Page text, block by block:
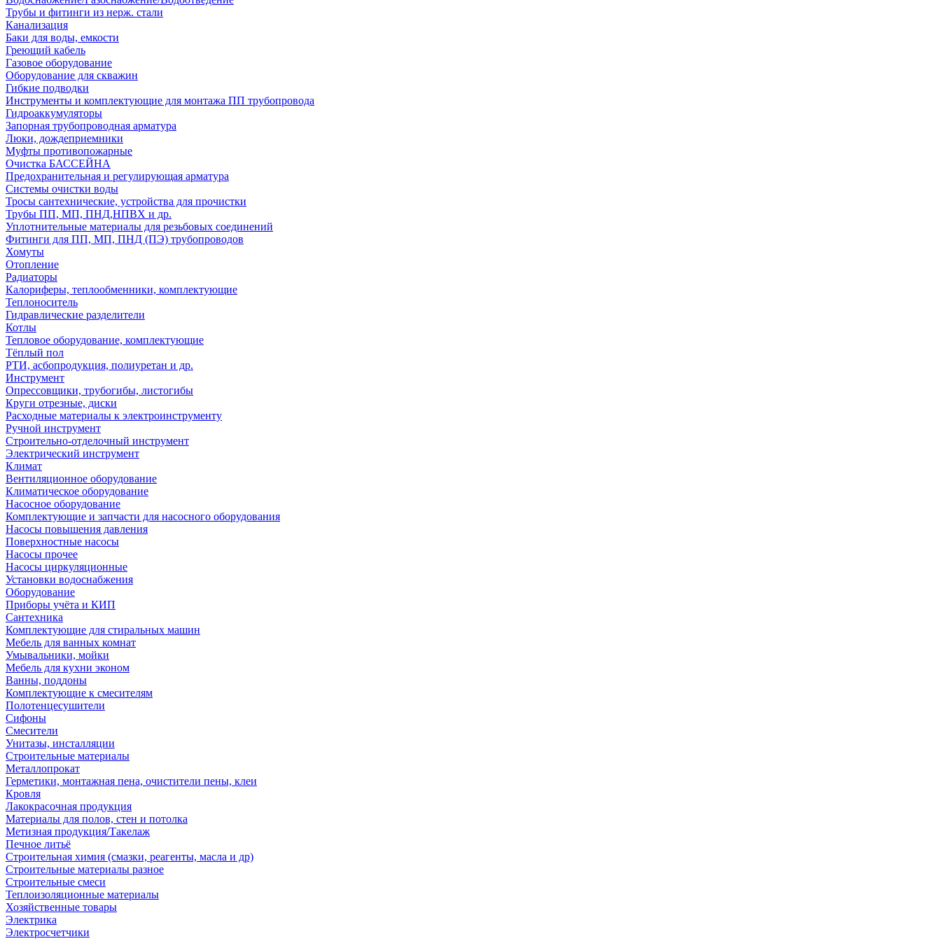
Трубы и фитинги из нерж. стали
Канализация
Баки для воды, емкости
Греющий кабель
Газовое оборудование
Оборудование для скважин
Гибкие подводки
Инструменты и комплектующие для монтажа ПП трубопровода
Гидроаккумуляторы
Запорная трубопроводная арматура
Люки, дождеприемники
Муфты противопожарные
Очистка БАССЕЙНА
Предохранительная и регулирующая арматура
Системы очистки воды
Тросы сантехнические, устройства для прочистки
Трубы ПП, МП, ПНД,НПВХ и др.
Уплотнительные материалы для резьбовых соединений
Фитинги для ПП, МП, ПНД (ПЭ) трубопроводов
Хомуты
Отопление
Радиаторы
Калориферы, теплообменники, комплектующие
Теплоноситель
Гидравлические разделители
Котлы
Тепловое оборудование, комплектующие
Тёплый пол
РТИ, асбопродукция, полиуретан и др.
Инструмент
Опрессовщики, трубогибы, листогибы
Круги отрезные, диски
Расходные материалы к электроинструменту
Ручной инструмент
Строительно-отделочный инструмент
Электрический инструмент
Климат
Вентиляционное оборудование
Климатическое оборудование
Насосное оборудование
Комплектующие и запчасти для насосного оборудования
Насосы повышения давления
Поверхностные насосы
Насосы прочее
Насосы циркуляционные
Установки водоснабжения
Оборудование
Приборы учёта и КИП
Сантехника
Комплектующие для стиральных машин
Мебель для ванных комнат
Умывальники, мойки
Мебель для кухни эконом
Ванны, поддоны
Комплектующие к смесителям
Полотенцесушители
Сифоны
Смесители
Унитазы, инсталляции
Строительные материалы
Металлопрокат
Герметики, монтажная пена, очистители пены, клеи
Кровля
Лакокрасочная продукция
Материалы для полов, стен и потолка
Метизная продукция/Такелаж
Печное литьё
Строительная химия (смазки, реагенты, масла и др)
Строительные материалы разное
Строительные смеси
Теплоизоляционные материалы
Хозяйственные товары
Электрика
Электросчетчики